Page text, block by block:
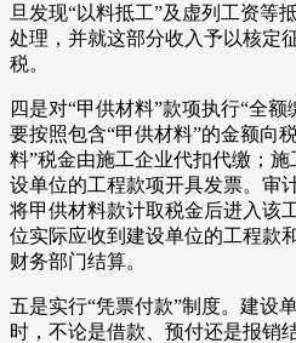
旦发现“以料抵工”及虚列工资等
处理，并就这部分收入予以核定
税。
四是对“甲供材料”款项执行“全
要按照包含“甲供材料”的金额向
料”税金由施工企业代扣代缴；
设单位的工程款项开具发票。审
将甲供材料款计取税金后进入该
位实际应收到建设单位的工程款
财务部门结算。
五是实行“凭票付款”制度。建设
时，不论是借款、预付还是报销